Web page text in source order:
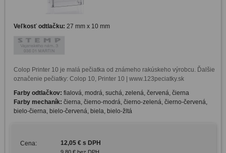
Veľkosť odtlačku: 27 mm x 10 mm
Colop Printer 10 je malá pečiatka od známeho rakúskeho výrobcu. Ďalšie
označenie pečiatky: Colop 10, Printer 10 | www.123peciatky.sk
Farby odtlačkov: fialová, modrá, suchá, zelená, červená, čierna
Farby mechaník: čierna, čierno-modrá, čierno-zelená, čierno-červená,
bielo-čierna, bielo-červená, biela, bielo-žltá
Cena: 12,05 € s DPH